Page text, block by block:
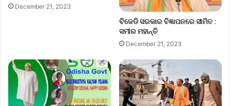
December 21, 2023
ବିଜେଡି ସରକାର ବିଜ୍ଞାପନରେ ସୀମିତ :
ସମୀର ମହାନ୍ତି
December 21, 2023